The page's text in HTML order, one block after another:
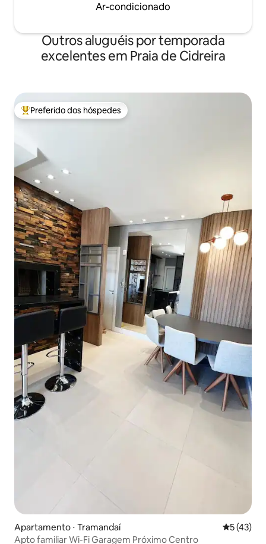
Ar-condicionado
Outros aluguéis por temporada
excelentes em Praia de Cidreira
Entre os melhores preferidos dos hóspedes
Preferido dos hóspedes
Apartamento ⋅ Tramandaí 5 de uma
5 (43)
Apto familiar Wi-Fi Garagem Próximo Centro